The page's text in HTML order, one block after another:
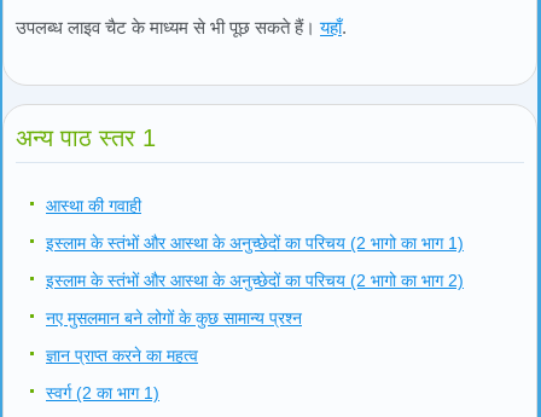
उपलब्ध लाइव चैट के माध्यम से भी पूछ सकते हैं।यहाँ.
अन्य पाठ स्तर 1
आस्था की गवाही
इस्लाम के स्तंभों और आस्था के अनुच्छेदों का परिचय (2 भागो का भाग 1)
इस्लाम के स्तंभों और आस्था के अनुच्छेदों का परिचय (2 भागो का भाग 2)
नए मुसलमान बने लोगों के कुछ सामान्य प्रश्न
ज्ञान प्राप्त करने का महत्व
स्वर्ग (2 का भाग 1)